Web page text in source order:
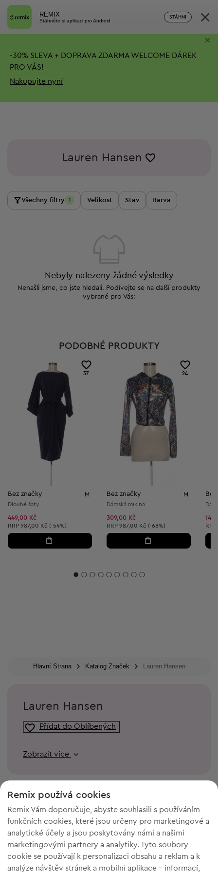
REMIX
Stáhněte si aplikaci pro Android
STÁHNI ×
-30% SLEVA + DOPRAVA ZDARMA WELCOME DÁREK
PRO VÁS!
Nakupujte nyní
×
Lauren Hansen
Všechny filtry 1 Velikost Stav Barva
Nebyly nalezeny žádné výsledky
Nenašli jsme, co jste hledali. Podívejte se na další produkty
vybrané pro Vás:
PODOBNÉ PRODUKTY
37
Bez značky M
Dlouhé šaty
449,00 Kč
Doporučená cena:
RRP 987,00 Kč (-54%)
24
Bez značky M
Dámská mikina
309,00 Kč
Doporučená cena:
RRP 987,00 Kč (-68%) RRP
Hlavní Strana Katalog Značek Lauren Hansen
Lauren Hansen
Přídat do Oblíbených
Zobrazit více
Remix používá cookies
Remix Vám doporučuje, abyste souhlasili s používáním
funkčních cookies, které jsou určeny pro marketingové a
analytické účely a jsou poskytovány námi a našimi
marketingovými partnery a analytiky. Tyto soubory
cookie se používají k personalizaci obsahu a reklam a k
analýze návštěv stránek a mobilní aplikace - informací,